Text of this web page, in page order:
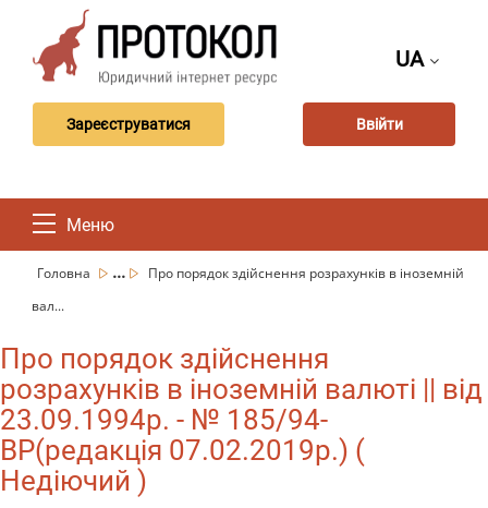
UA
Зареєструватися Ввійти
Меню
Головна ...
Про порядок здійснення розрахунків в іноземній
вал...
Про порядок здійснення
розрахунків в іноземній валюті || від
23.09.1994р. - № 185/94-
ВР(редакція 07.02.2019р.) (
Недіючий )